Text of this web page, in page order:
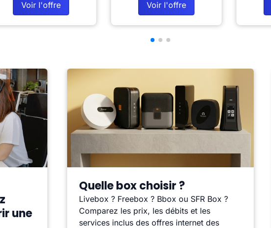
Voir l'offre Voir l'offre
une
Quelle box choisir ?
Livebox ? Freebox ? Bbox ou SFR Box ?
Comparez les prix, les débits et les
services inclus des offres internet des